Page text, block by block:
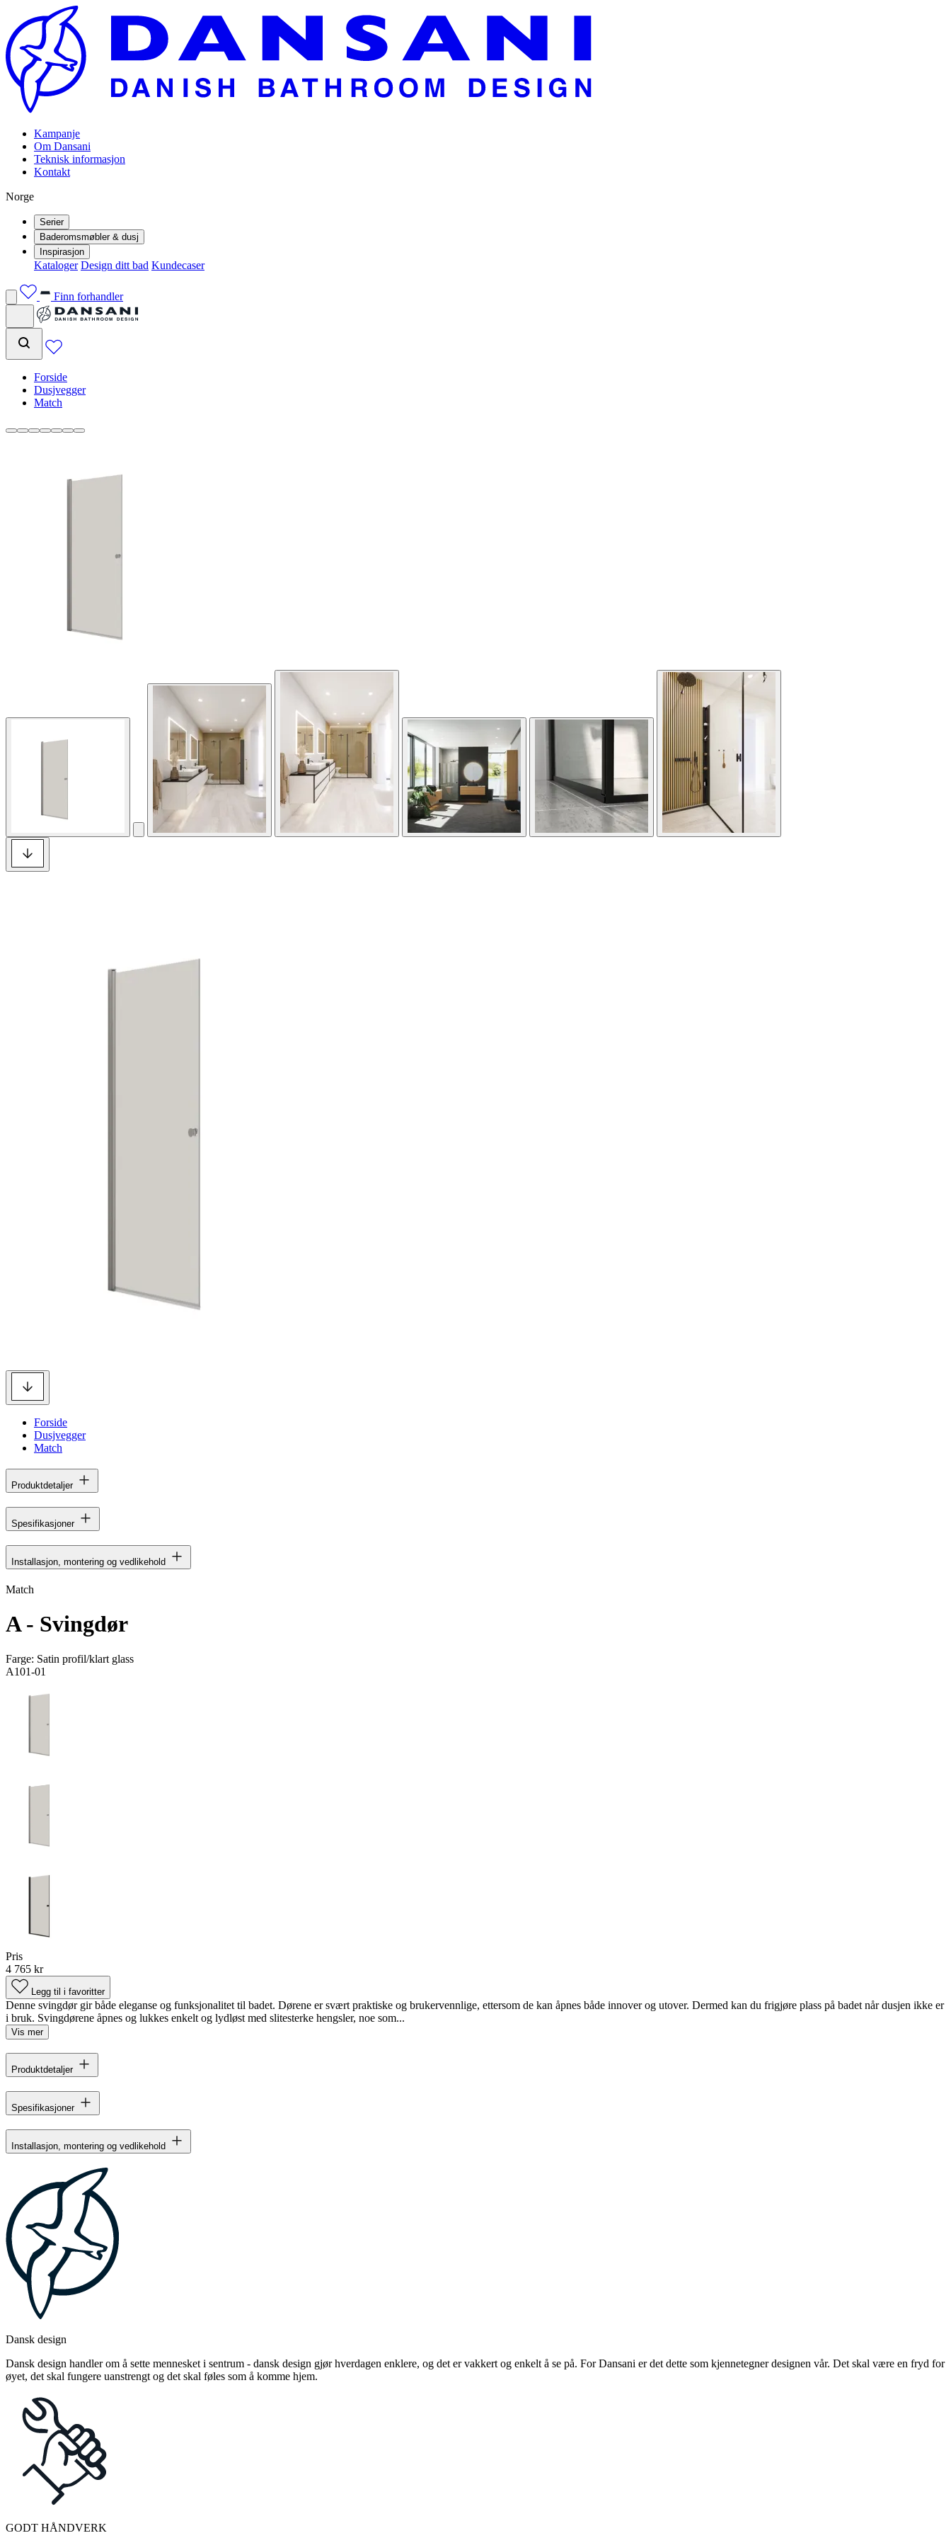
Kampanje
Om Dansani
Teknisk informasjon
Kontakt
Norge
Serier
Baderomsmøbler & dusj
Inspirasjon
Kataloger Design ditt bad Kundecaser
Finn forhandler
Forside
Dusjvegger
Match
Forside
Dusjvegger
Match
Produktdetaljer
Spesifikasjoner
Installasjon, montering og vedlikehold
Match
A - Svingdør
Farge: Satin profil/klart glass
A101-01
Pris
4 765 kr
Legg til i favoritter
Denne svingdør gir både eleganse og funksjonalitet til badet. Dørene er svært praktiske og brukervennlige, ettersom de kan åpnes både innover og utover. Dermed kan du frigjøre plass på badet når dusjen ikke er
i bruk. Svingdørene åpnes og lukkes enkelt og lydløst med slitesterke hengsler, noe som...
Vis mer
Produktdetaljer
Spesifikasjoner
Installasjon, montering og vedlikehold
Dansk design
Dansk design handler om å sette mennesket i sentrum - dansk design gjør hverdagen enklere, og det er vakkert og enkelt å se på. For Dansani er det dette som kjennetegner designen vår. Det skal være en fryd for
øyet, det skal fungere uanstrengt og det skal føles som å komme hjem.
GODT HÅNDVERK